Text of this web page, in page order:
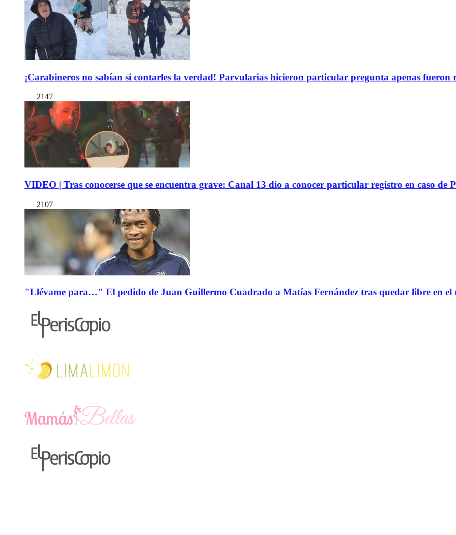
¡Carabineros no sabían si contarles la verdad! Parvularias hicieron particular pregunta apenas fueron
2147
VIDEO | Tras conocerse que se encuentra grave: Canal 13 dio a conocer particular registro en caso de
2107
"Llévame para…" El pedido de Juan Guillermo Cuadrado a Matías Fernández tras quedar libre en el